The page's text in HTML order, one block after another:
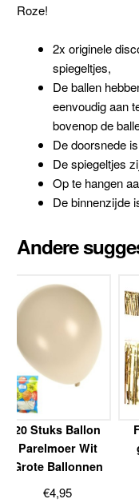
Roze!
2x originele
spiegeltjes,
De ballen
eenvoudig aan
bovenop de
De doorsnede
De spiegeltjes
Op te hangen
De binnenzijde
Andere
20 Stuks Ballon
Parelmoer Wit
Grote Ballonnen
€4,95